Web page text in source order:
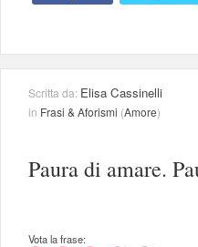
Scritta da: Elisa Cassinelli
in Frasi & Aforismi (Amore)
Paura di amare.
Vota la frase: